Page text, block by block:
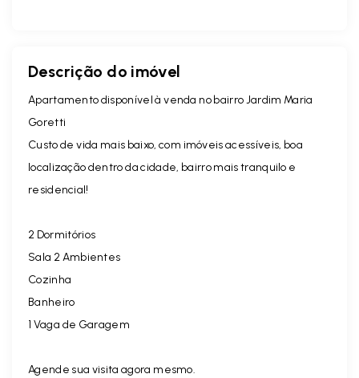
Descrição do imóvel
Apartamento disponível à venda no bairroJardim Maria
Goretti
Custo de vida mais baixo, com imóveis acessíveis, boa
localização dentro da cidade, bairro mais tranquilo e
residencial!
2 Dormitórios
Sala 2 Ambientes
Cozinha
Banheiro
1 Vaga de Garagem
Agende sua visita agora mesmo.